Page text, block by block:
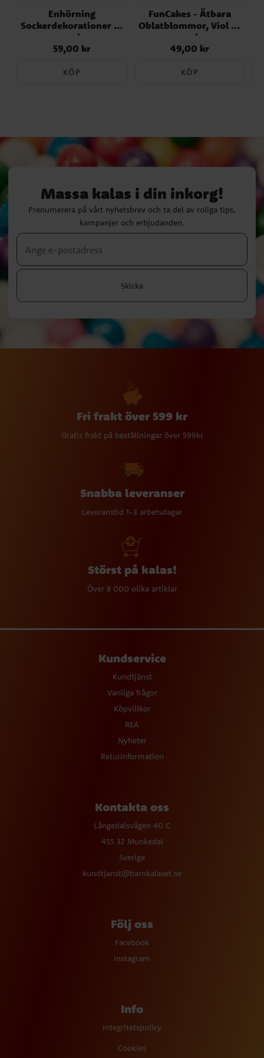
Enhörning
Sockerdekorationer 8-
pack
Pris:59,00 kr
59,00 kr
KÖP
FunCakes - Ätbara
Oblatblommor, Viol 8-
pack
Pris:49,00 kr
49,00 kr
KÖP
Massa kalas i din inkorg!
Prenumerera på vårt nyhetsbrev och ta del av roliga tips,
kampanjer och erbjudanden.
Skicka
Fri frakt över 599 kr
Gratis frakt på beställningar över 599kr
Snabba leveranser
Leveranstid 1-3 arbetsdagar
Störst på kalas!
Över 8 000 olika artiklar
Kundservice
Kundtjänst
Vanliga frågor
Köpvillkor
REA
Nyheter
Returinformation
Kontakta oss
Långedalsvägen 40 C
455 32 Munkedal
Sverige
kundtjanst@barnkalaset.se
Följ oss
Facebook
Instagram
Info
Integritetspolicy
Cookies